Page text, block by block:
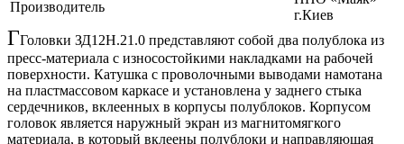
Производитель
г.Киев
ГГоловки ЗД12Н.21.0 представляют собой два полублока из
пресс-материала с износостойкими накладками на рабочей
поверхности. Катушка с проволочными выводами намотана
на пластмассовом каркасе и установлена у заднего стыка
сердечников, вклеенных в корпусы полублоков. Корпусом
головок является наружный экран из магнитомягкого
материала, в который вклеены полублоки и направляющая